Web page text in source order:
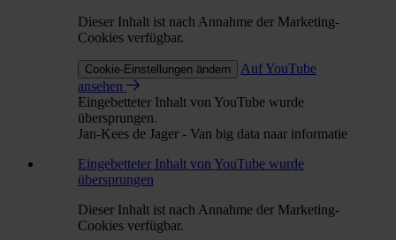
Dieser Inhalt ist nach Annahme der Marketing-
Cookies verfügbar.
Cookie-Einstellungen ändern
Auf YouTube
ansehen
Eingebetteter Inhalt von YouTube wurde
übersprungen.
Jan-Kees de Jager - Van big data naar informatie
Eingebetteter Inhalt von YouTube wurde
übersprungen
Dieser Inhalt ist nach Annahme der Marketing-
Cookies verfügbar.